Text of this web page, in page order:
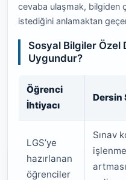
cevaba ulaşmak, bilgiden
istediğini anlamaktan
Sosyal Bilgiler Özel
Uygundur?
Öğrenci
İhtiyacı
Dersin
LGS’ye
hazırlanan
öğrenciler
Sınav